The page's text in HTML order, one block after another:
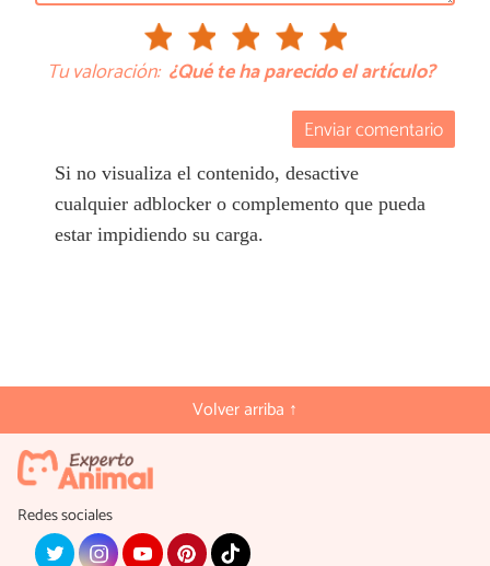
Tu valoración: ¿Qué te ha parecido el artículo?
Enviar comentario
Si no visualiza el contenido, desactive
cualquier adblocker o complemento que pueda
estar impidiendo su carga.
Volver arriba ↑
Redes sociales